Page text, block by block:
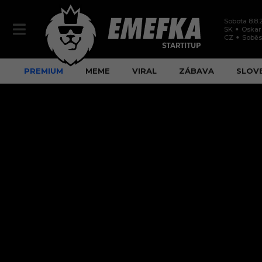
Sobota
SK
Oskar
CZ
PREMIUM MEME VIRAL ZÁBAVA